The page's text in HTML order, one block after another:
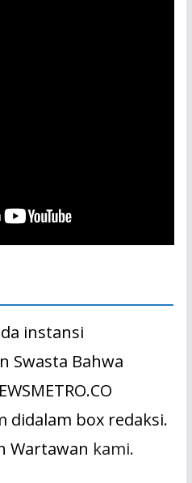
instansi
Swasta Bahwa
didalam box redaksi.
Wartawan kami.